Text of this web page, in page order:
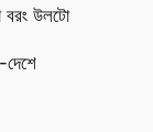
বরং উলটো
দেশে